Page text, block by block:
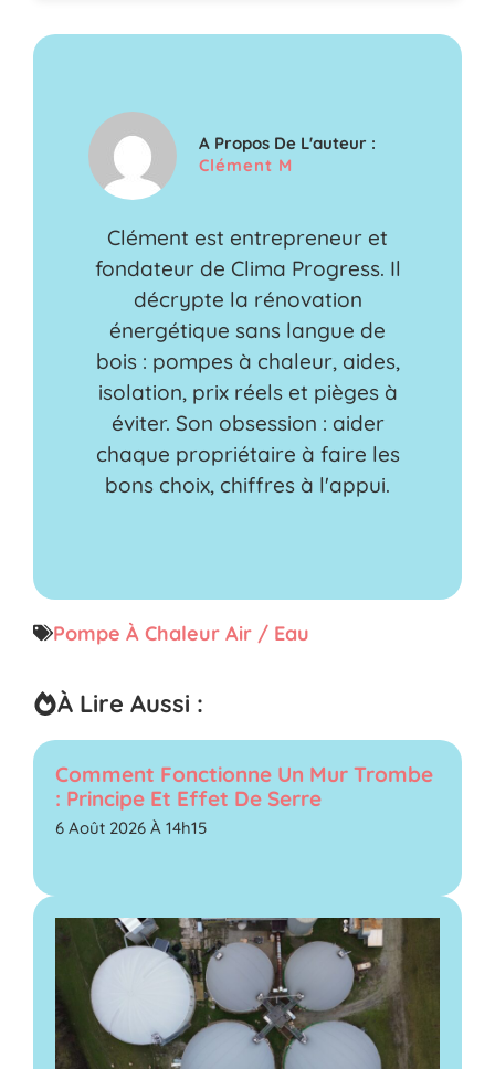
A Propos De L'auteur :
Clément M
Clément est entrepreneur et
fondateur de Clima Progress. Il
décrypte la rénovation
énergétique sans langue de
bois : pompes à chaleur, aides,
isolation, prix réels et pièges à
éviter. Son obsession : aider
chaque propriétaire à faire les
bons choix, chiffres à l'appui.
Pompe À Chaleur Air / Eau
À Lire Aussi :
Comment Fonctionne Un Mur Trombe
: Principe Et Effet De Serre
6 Août 2026 À 14h15